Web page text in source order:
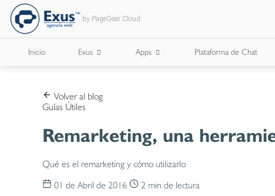
by PageGear Cloud
Inicio Exus
¿Quienes Somos?
Trabaja con Nosotros
Apps Plataforma de Chat
Volver al blog
Guías Útiles
Remarketing, una
Qué es el remarketing y cómo utilizarlo
01 de Abril de 2016
2 min de lectura